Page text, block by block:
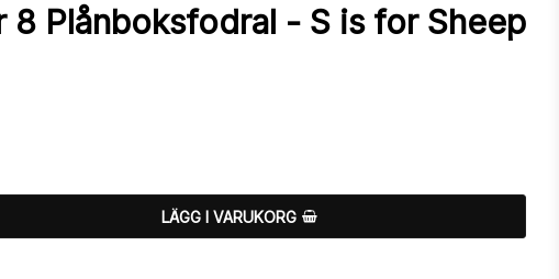
8 Plånboksfodral - S is for Sheep
LÄGG I VARUKORG